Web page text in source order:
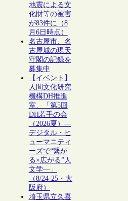
地震による文
化財等の被害
が83件に（8
月6日時点）
名古屋市、名
古屋城の現天
守閣の記録を
募集中
【イベント】
人間文化研究
機構DH推進
室、「第5回
DH若手の会
（2026夏）―
デジタル・ヒ
ューマニティ
ーズで“繋が
る×広がる”人
文学―」
（8/24-25・大
阪府）
埼玉県立久喜